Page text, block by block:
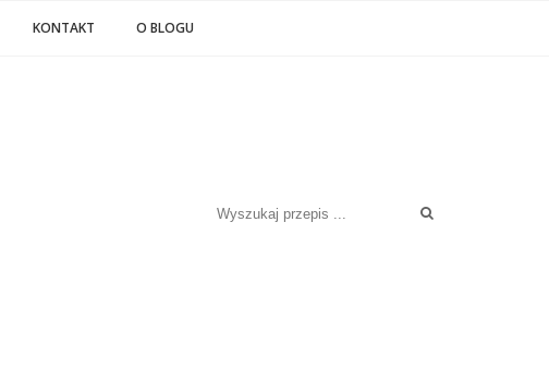
KONTAKT O BLOGU